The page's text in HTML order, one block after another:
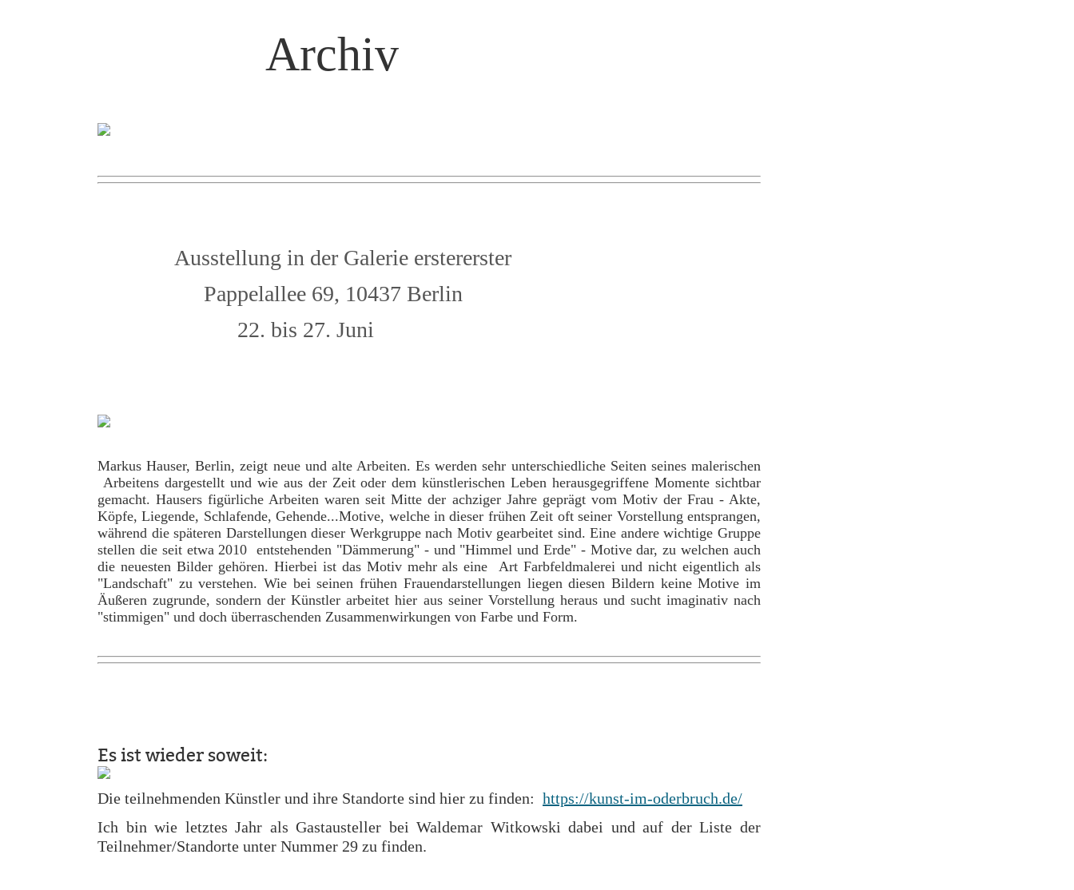
Archiv
Ausstellung in der Galerie erstererster
Pappelallee 69, 10437 Berlin
22. bis 27. Juni
Markus Hauser, Berlin, zeigt neue und alte Arbeiten. Es werden sehr unterschiedliche Seiten seines malerischen
Arbeitens dargestellt und wie aus der Zeit oder dem künstlerischen Leben herausgegriffene Momente sichtbar
gemacht. Hausers figürliche Arbeiten waren seit Mitte der achziger Jahre geprägt vom Motiv der Frau - Akte,
Köpfe, Liegende, Schlafende, Gehende...Motive, welche in dieser frühen Zeit oft seiner Vorstellung entsprangen,
während die späteren Darstellungen dieser Werkgruppe nach Motiv gearbeitet sind. Eine andere wichtige Gruppe
stellen die seit etwa 2010 entstehenden "Dämmerung" - und "Himmel und Erde" - Motive dar, zu welchen auch
die neuesten Bilder gehören. Hierbei ist das Motiv mehr als eine Art Farbfeldmalerei und nicht eigentlich als
"Landschaft" zu verstehen. Wie bei seinen frühen Frauendarstellungen liegen diesen Bildern keine Motive im
Äußeren zugrunde, sondern der Künstler arbeitet hier aus seiner Vorstellung heraus und sucht imaginativ nach
"stimmigen" und doch überraschenden Zusammenwirkungen von Farbe und Form.
Es ist wieder soweit:
Die teilnehmenden Künstler und ihre Standorte sind hier zu finden: https://kunst-im-oderbruch.de/
Ich bin wie letztes Jahr als Gastausteller bei Waldemar Witkowski dabei und auf der Liste der
Teilnehmer/Standorte unter Nummer 29 zu finden.